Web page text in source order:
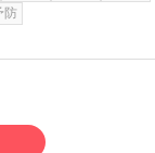
防